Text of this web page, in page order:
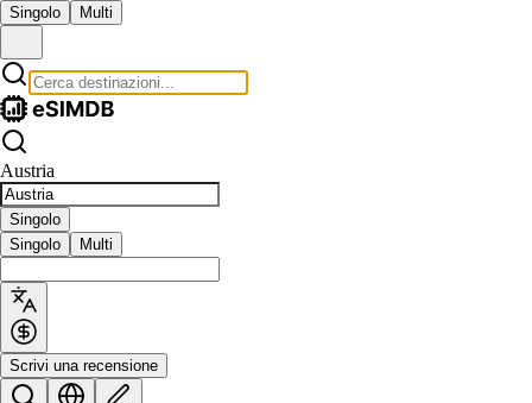
Singolo Multi
Austria
Singolo
Singolo
Multi
Scrivi una recensione